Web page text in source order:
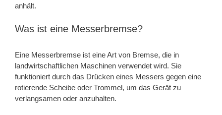
anhält.
Was ist eine Messerbremse?
Eine Messerbremse ist eine Art von Bremse, die in
landwirtschaftlichen Maschinen verwendet wird. Sie
funktioniert durch das Drücken eines Messers gegen eine
rotierende Scheibe oder Trommel, um das Gerät zu
verlangsamen oder anzuhalten.